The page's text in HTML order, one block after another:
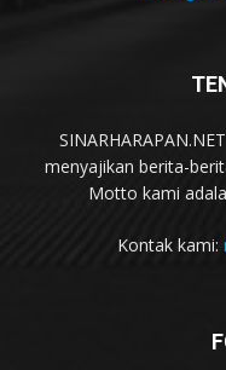
menyajikan berita-
Motto kami
Kontak kami: